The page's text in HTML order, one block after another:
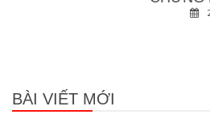
21/11/2022
BÀI VIẾT MỚI